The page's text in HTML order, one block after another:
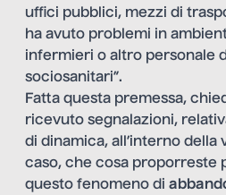
uffici pubblici, mezzi di
ha avuto problemi in
infermieri o altro personale
sociosanitari”.
Fatta questa premessa,
ricevuto segnalazioni,
di dinamica, all’interno della
caso, che cosa proporreste
questo fenomeno di